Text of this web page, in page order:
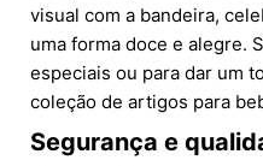
visual com a bandeira,
uma forma doce e alegre.
especiais ou para dar um
coleção de artigos para
Segurança e